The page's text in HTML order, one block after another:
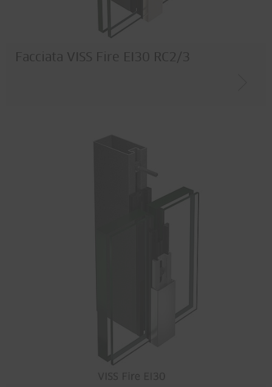
Facciata VISS Fire EI30 RC2/3